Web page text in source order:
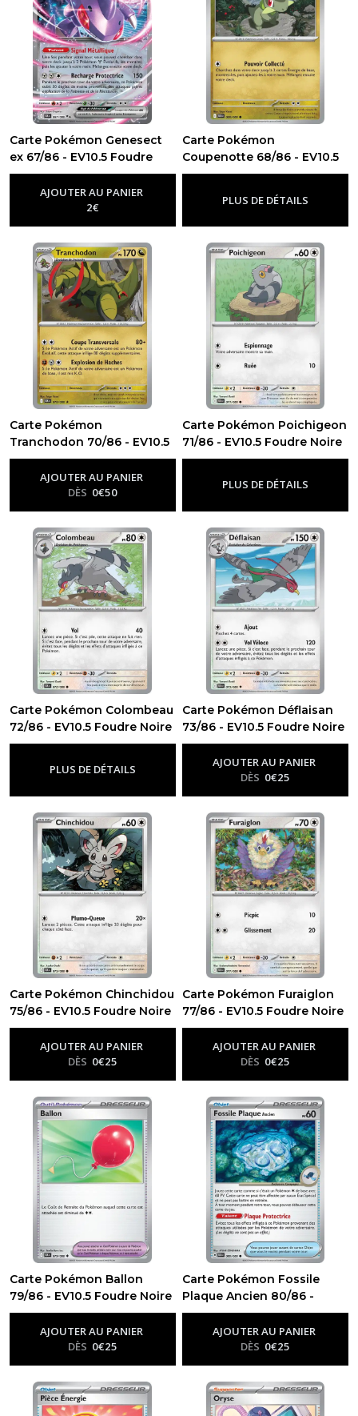
Carte Pokémon Genesect
ex 67/86 - EV10.5 Foudre
Noire-Ev10.5 - Foudre Noire
AJOUTER AU PANIER
2€
Carte Pokémon
Coupenotte 68/86 - EV10.5
Foudre Noire-Ev10.5 - Foudre
PLUS DE DÉTAILS
Carte Pokémon
Tranchodon 70/86 - EV10.5
Foudre Noire-Ev10.5 - Foudre
AJOUTER AU PANIER
DÈS 0€50
Carte Pokémon Poichigeon
71/86 - EV10.5 Foudre Noire
-Ev10.5 - Foudre Noire
PLUS DE DÉTAILS
Carte Pokémon Colombeau
72/86 - EV10.5 Foudre Noire
-Ev10.5 - Foudre Noire
PLUS DE DÉTAILS
Carte Pokémon Déflaisan
73/86 - EV10.5 Foudre Noire
-Ev10.5 - Foudre Noire
AJOUTER AU PANIER
DÈS 0€25
Carte Pokémon Chinchidou
75/86 - EV10.5 Foudre Noire
-Ev10.5 - Foudre Noire
AJOUTER AU PANIER
DÈS 0€25
Carte Pokémon Furaiglon
77/86 - EV10.5 Foudre Noire
-Ev10.5 - Foudre Noire
AJOUTER AU PANIER
DÈS 0€25
Carte Pokémon Ballon
79/86 - EV10.5 Foudre Noire
-Ev10.5 - Foudre Noire
AJOUTER AU PANIER
DÈS 0€25
Carte Pokémon Fossile
Plaque Ancien 80/86 -
EV10.5 Foudre Noire-Ev10.5 -
Foudre Noire
AJOUTER AU PANIER
DÈS 0€25